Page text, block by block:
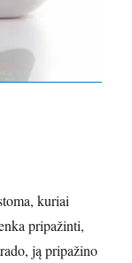
kuriai
pripažinti,
ją pripažino